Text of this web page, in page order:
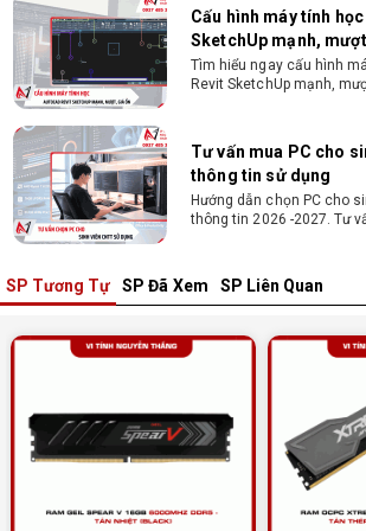
Tư vấn mua PC cho
thông tin sử dụng
Hướng dẫn chọn PC cho
thông tin 2026 -2027. Tư
Sinh viên nên mua
Sinh viên nên mua laptop
khoăn của nhiều tân sinh
tập. Xem ngay phân tích
Laptop Sinh Viên
Tìm laptop sinh viên
học năm 2026? Khám
RAM, SSD, màn hình và
Tổng hợp 7 laptop
nên mua
Bạn tìm laptop cho sinh
mà, bền bỉ? Xem ngay
laptop bền, cấu hình
SP Tương Tự SP Đã Xem SP Liên Quan